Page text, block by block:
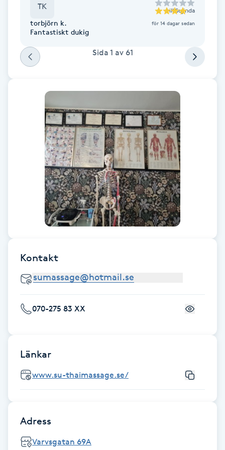
Face framing
Faceliftmassage
Fet hårbotten
Fettreducering
Fibromassage
Fotmassage
Fotsvamp
Fotvård
Fransförlängning
Fransförlängning Megavolym
TK till Sujinda
torbjörn k. för 14 dagar sedan
Fantastiskt dukig
Sida 1 av 61
Kontakt
070-275 83 XX
Länkar
www.su-thaimassage.se/
Adress
Varvsgatan 69A